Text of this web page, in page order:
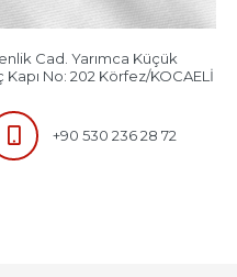
Cad. Yarımca Küçük
No: 202 Körfez/KOCAELİ
+90 530 236 28 72